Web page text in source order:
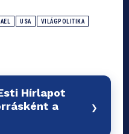
USA VILÁGPOLITIKA
Hírlapot
a
›